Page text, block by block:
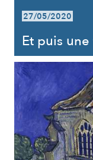
27/05/2020
Et puis